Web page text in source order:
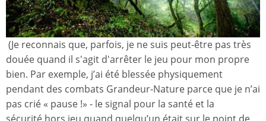
(Je reconnais que, parfois, je ne suis peut-être pas très
douée quand il s'agit d'arrêter le jeu pour mon propre
bien. Par exemple, j’ai été blessée physiquement
pendant des combats Grandeur-Nature parce que je n’ai
pas crié « pause !» - le signal pour la santé et la